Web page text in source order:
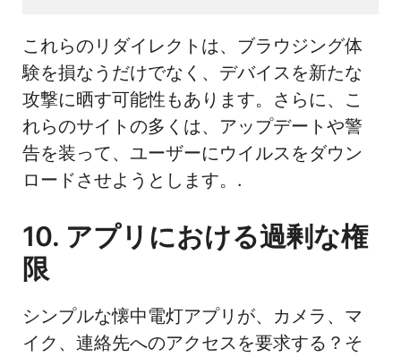
これらのリダイレクトは、ブラウジング体
験を損なうだけでなく、デバイスを新たな
攻撃に晒す可能性もあります。さらに、こ
れらのサイトの多くは、アップデートや警
告を装って、ユーザーにウイルスをダウン
ロードさせようとします。.
10. アプリにおける過剰な権
限
シンプルな懐中電灯アプリが、カメラ、マ
イク、連絡先へのアクセスを要求する？そ